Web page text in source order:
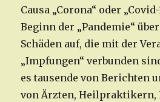
Causa „Corona“ oder
Beginn der „Pandemie“
Schäden auf, die mit der
„Impfungen“ verbunden
es tausende von Berichten
von Ärzten, Heilpraktikern,